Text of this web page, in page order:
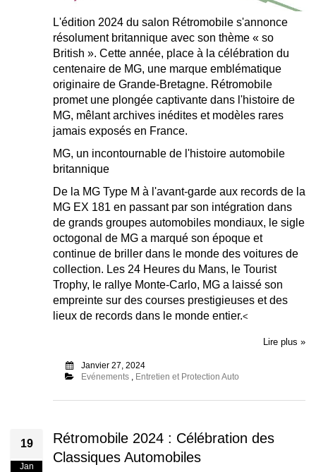
L'édition 2024 du salon Rétromobile s'annonce
résolument britannique avec son thème « so
British ». Cette année, place à la célébration du
centenaire de MG, une marque emblématique
originaire de Grande-Bretagne. Rétromobile
promet une plongée captivante dans l'histoire de
MG, mêlant archives inédites et modèles rares
jamais exposés en France.
MG, un incontournable de l'histoire automobile
britannique
De la MG Type M à l'avant-garde aux records de la
MG EX 181 en passant par son intégration dans
de grands groupes automobiles mondiaux, le sigle
octogonal de MG a marqué son époque et
continue de briller dans le monde des voitures de
collection. Les 24 Heures du Mans, le Tourist
Trophy, le rallye Monte-Carlo, MG a laissé son
empreinte sur des courses prestigieuses et des
lieux de records dans le monde entier.<
Lire plus »
Janvier 27, 2024
Evénements, Entretien et Protection Auto
19
Jan
Rétromobile 2024 : Célébration des
Classiques Automobiles